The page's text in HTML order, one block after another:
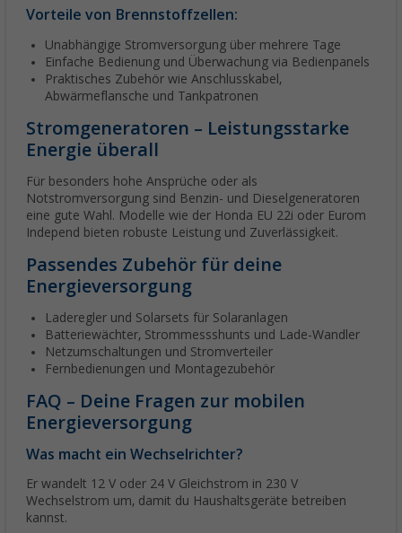
Vorteile von Brennstoffzellen:
Unabhängige Stromversorgung über mehrere Tage
Einfache Bedienung und Überwachung via Bedienpanels
Praktisches Zubehör wie Anschlusskabel,
Abwärmeflansche und Tankpatronen
Stromgeneratoren – Leistungsstarke
Energie überall
Für besonders hohe Ansprüche oder als
Notstromversorgung sind Benzin- und Dieselgeneratoren
eine gute Wahl. Modelle wie der Honda EU 22i oder Eurom
Independ bieten robuste Leistung und Zuverlässigkeit.
Passendes Zubehör für deine
Energieversorgung
Laderegler und Solarsets für Solaranlagen
Batteriewächter, Strommessshunts und Lade-Wandler
Netzumschaltungen und Stromverteiler
Fernbedienungen und Montagezubehör
FAQ – Deine Fragen zur mobilen
Energieversorgung
Was macht ein Wechselrichter?
Er wandelt 12 V oder 24 V Gleichstrom in 230 V
Wechselstrom um, damit du Haushaltsgeräte betreiben
kannst.